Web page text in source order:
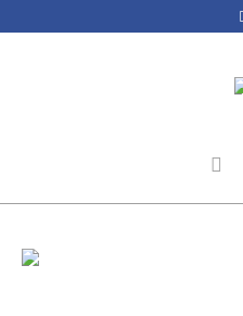
22. September 2022